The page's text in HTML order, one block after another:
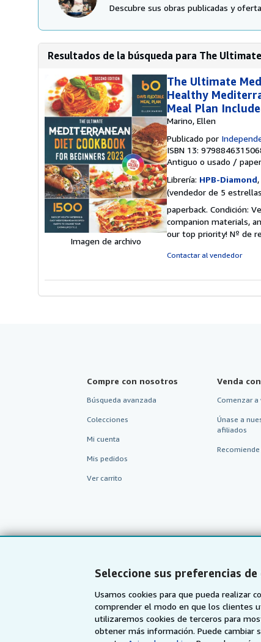
Seleccione sus preferencias de
Usamos cookies para que pueda realizar
comprender el modo en que los clientes
utilizaremos cookies de terceros para
obtener más información. Puede cambiar
Descubre sus obras publicadas y
Resultados de la búsqueda para The
Imagen de archivo
The Ultimate
Healthy
Meal Plan
Marino, Ellen
Publicado por
ISBN 13:
Antiguo o usado /
Librería: HPB-Diamond
(vendedor de 5
paperback. Condición:
companion materials,
our top priority! Nº de
Contactar al vendedor
Compre con nosotros
Búsqueda avanzada
Colecciones
Mi cuenta
Mis pedidos
Ver carrito
Venda
Comenzar a
Únase a
afiliados
AbeBooks.com